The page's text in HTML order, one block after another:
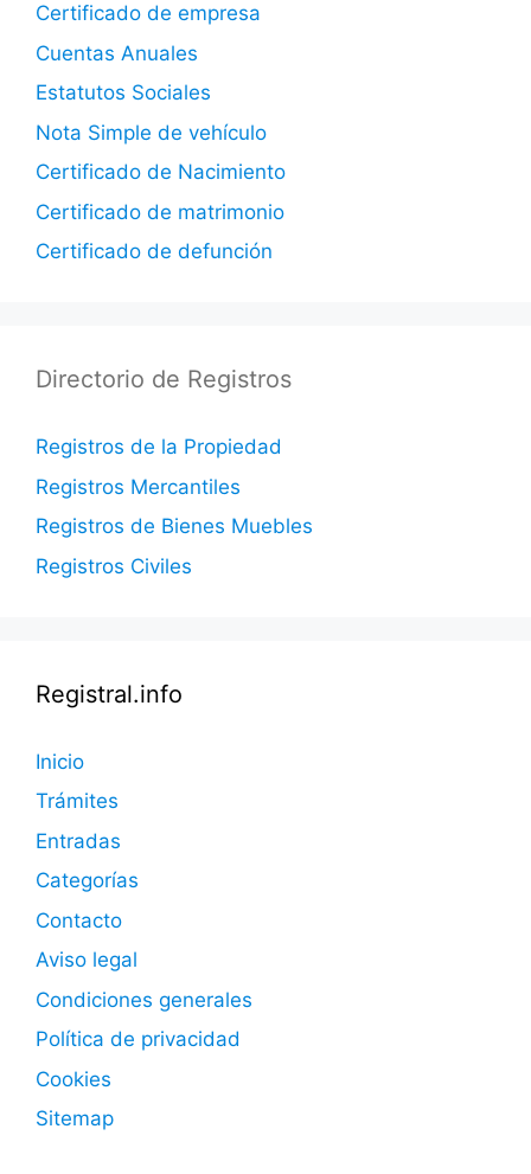
Certificado de empresa
Cuentas Anuales
Estatutos Sociales
Nota Simple de vehículo
Certificado de Nacimiento
Certificado de matrimonio
Certificado de defunción
Directorio de Registros
Registros de la Propiedad
Registros Mercantiles
Registros de Bienes Muebles
Registros Civiles
Registral.info
Inicio
Trámites
Entradas
Categorías
Contacto
Aviso legal
Condiciones generales
Política de privacidad
Cookies
Sitemap